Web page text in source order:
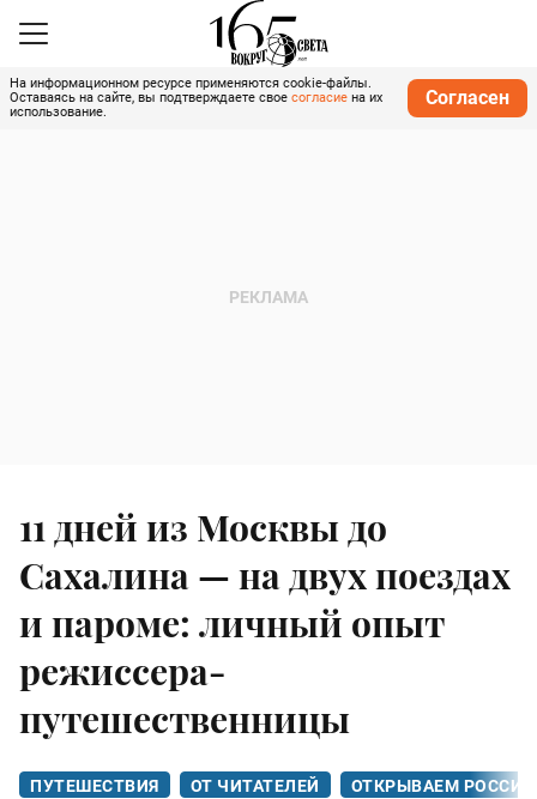
На информационном ресурсе применяются cookie-файлы.
Оставаясь на сайте, вы подтверждаете свое согласие на их
использование.
Согласен
11 дней из Москвы до
Сахалина — на двух поездах
и пароме: личный опыт
режиссера-
путешественницы
ПУТЕШЕСТВИЯ ОТ ЧИТАТЕЛЕЙ ОТКРЫВАЕМ